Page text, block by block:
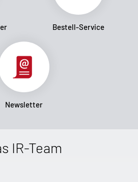
Bestell-Service
Newsletter
IR-Team